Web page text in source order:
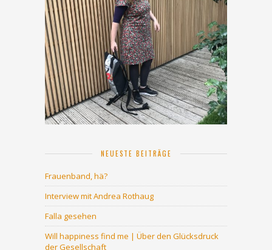
NEUESTE BEITRÄGE
Frauenband, hä?
Interview mit Andrea Rothaug
Falla gesehen
Will happiness find me | Über den Glücksdruck
der Gesellschaft